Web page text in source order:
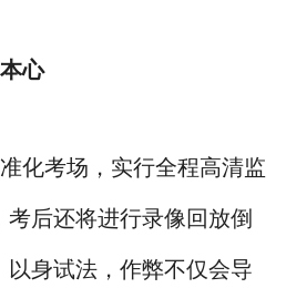
心
化考场，实行全程高清监
后还将进行录像回放倒
身试法，作弊不仅会导